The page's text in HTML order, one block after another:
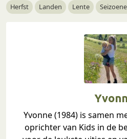
Herfst Landen Lente
Yvonne (1984) is samen
oprichter van Kids in de